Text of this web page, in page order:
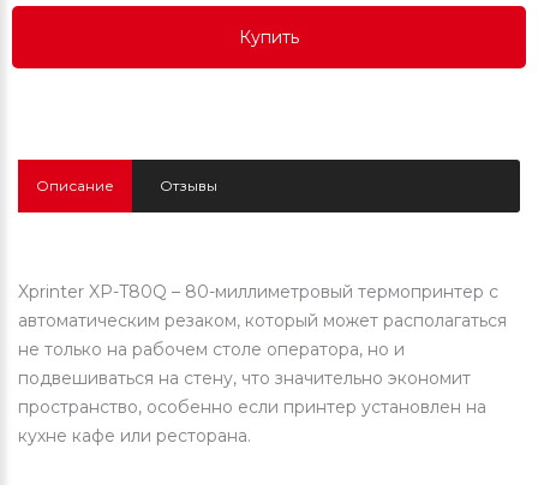
Купить
Купить
Описание Отзывы
Xprinter XP-T80Q – 80-миллиметровый термопринтер с
автоматическим резаком, который может располагаться
не только на рабочем столе оператора, но и
подвешиваться на стену, что значительно экономит
пространство, особенно если принтер установлен на
кухне кафе или ресторана.